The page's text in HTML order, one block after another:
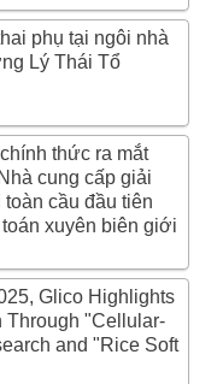
phụ tại ngôi nhà
Lý Thái Tổ
thức ra mắt
cung cấp giải
toàn cầu đầu tiên
xuyên biên giới
Glico Highlights
Through "Cellular-
and "Rice Soft